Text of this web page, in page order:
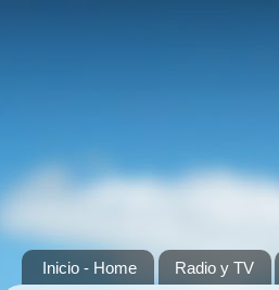
Inicio - Home Radio y TV